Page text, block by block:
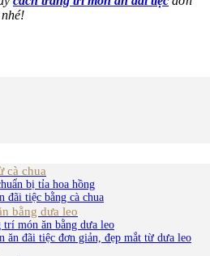
cà chua
bị tỉa hoa hồng
đãi tiệc bằng cà chua
bằng dưa leo
món ăn bằng dưa leo
ăn đãi tiệc đơn giản, đẹp mắt từ dưa leo